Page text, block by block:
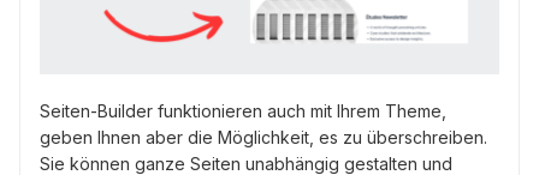
Seiten-Builder funktionieren auch mit Ihrem Theme,
geben Ihnen aber die Möglichkeit, es zu überschreiben.
Sie können ganze Seiten unabhängig gestalten und